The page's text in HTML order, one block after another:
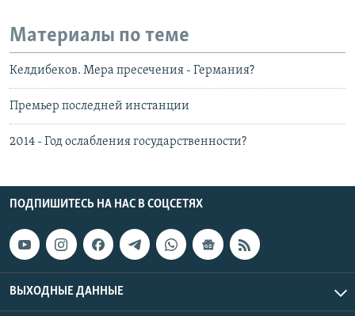
Материалы по теме
Келдибеков. Мера пресечения - Германия?
Премьер последней инстанции
2014 - Год ослабления государственности?
ПОДПИШИТЕСЬ НА НАС В СОЦСЕТЯХ
ВЫХОДНЫЕ ДАННЫЕ